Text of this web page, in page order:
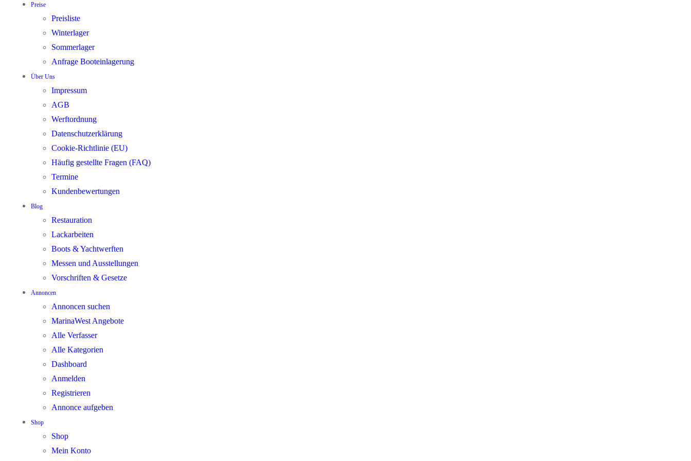
Preise
Preisliste
Winterlager
Sommerlager
Anfrage Booteinlagerung
Über Uns
Impressum
AGB
Werftordnung
Datenschutzerklärung
Cookie-Richtlinie (EU)
Häufig gestellte Fragen (FAQ)
Termine
Kundenbewertungen
Blog
Restauration
Lackarbeiten
Boots & Yachtwerften
Messen und Ausstellungen
Vorschriften & Gesetze
Annoncen
Annoncen suchen
MarinaWest Angebote
Alle Verfasser
Alle Kategorien
Dashboard
Anmelden
Registrieren
Annonce aufgeben
Shop
Shop
Mein Konto